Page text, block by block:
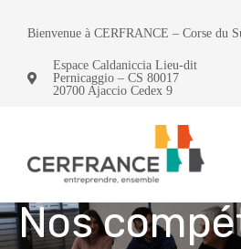
Bienvenue à CERFRANCE – Corse du
Espace Caldaniccia Lieu-dit
Pernicaggio – CS 80017
20700 Ajaccio Cedex 9
Nos